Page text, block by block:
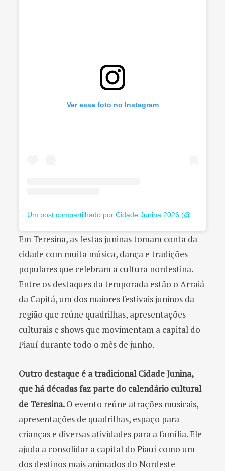
Ver essa foto no Instagram
Em Teresina, as festas juninas tomam conta da
cidade com muita música, dança e tradições
populares que celebram a cultura nordestina.
Entre os destaques da temporada estão o Arraiá
da Capitá, um dos maiores festivais juninos da
região que reúne quadrilhas, apresentações
culturais e shows que movimentam a capital do
Piauí durante todo o mês de junho.
Outro destaque é a tradicional Cidade Junina,
que há décadas faz parte do calendário cultural
de Teresina.O evento reúne atrações musicais,
apresentações de quadrilhas, espaço para
crianças e diversas atividades para a família. Ele
ajuda a consolidar a capital do Piauí como um
dos destinos mais animados do Nordeste